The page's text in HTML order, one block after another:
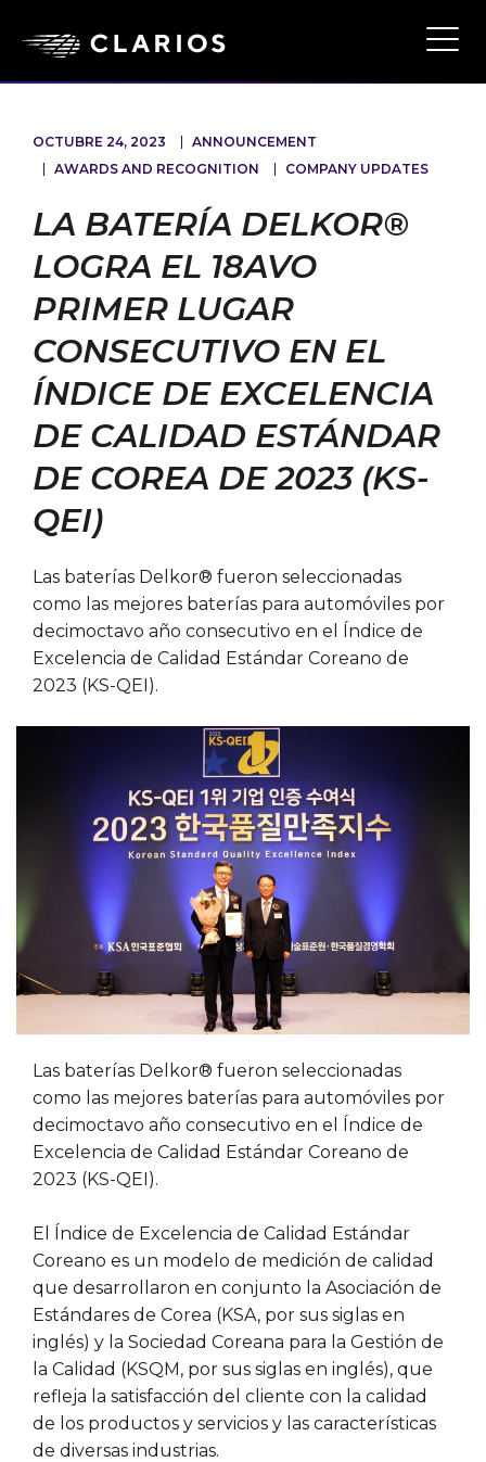
OCTUBRE 24, 2023
ANNOUNCEMENT
AWARDS AND RECOGNITION
COMPANY UPDATES
LA BATERÍA DELKOR®
LOGRA EL 18AVO
PRIMER LUGAR
CONSECUTIVO EN EL
ÍNDICE DE EXCELENCIA
DE CALIDAD ESTÁNDAR
DE COREA DE 2023 (KS-
QEI)
Las baterías Delkor® fueron seleccionadas
como las mejores baterías para automóviles por
decimoctavo año consecutivo en el Índice de
Excelencia de Calidad Estándar Coreano de
2023 (KS-QEI).
Las baterías Delkor® fueron seleccionadas
como las mejores baterías para automóviles por
decimoctavo año consecutivo en el Índice de
Excelencia de Calidad Estándar Coreano de
2023 (KS-QEI).
El Índice de Excelencia de Calidad Estándar
Coreano es un modelo de medición de calidad
que desarrollaron en conjunto la Asociación de
Estándares de Corea (KSA, por sus siglas en
inglés) y la Sociedad Coreana para la Gestión de
la Calidad (KSQM, por sus siglas en inglés), que
refleja la satisfacción del cliente con la calidad
de los productos y servicios y las características
de diversas industrias.